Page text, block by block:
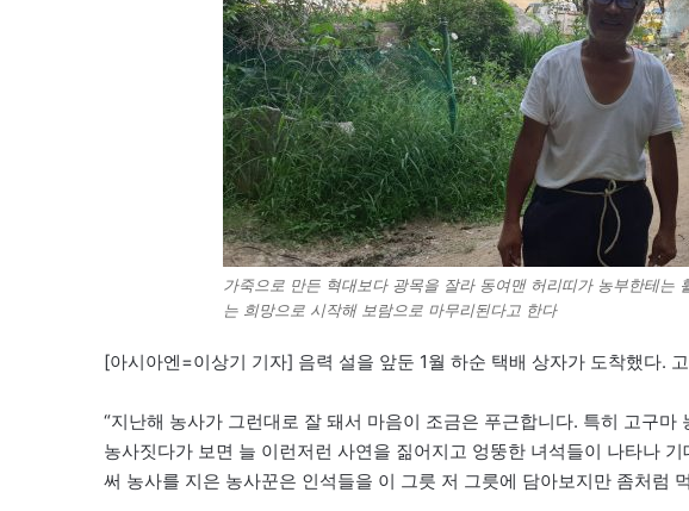
가죽으로 만든 혁대보다 광목을 잘라 동여맨 허리띠가 농부한테는
는 희망으로 시작해 보람으로 마무리된다고 한다
[아시아엔=이상기 기자] 음력 설을 앞둔 1월 하순 택배 상자가 도착했다.
“지난해 농사가 그런대로 잘 돼서 마음이 조금은 푸근합니다. 특히 고구
농사짓다가 보면 늘 이런저런 사연을 짊어지고 엉뚱한 녀석들이 나타나
써 농사를 지은 농사꾼은 인석들을 이 그릇 저 그릇에 담아보지만 좀처럼